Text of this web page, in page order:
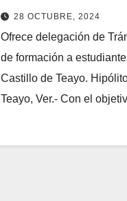
28 OCTUBRE, 2024
Ofrece delegación de
de formación a
Castillo de Teayo.
Teayo, Ver.- Con el